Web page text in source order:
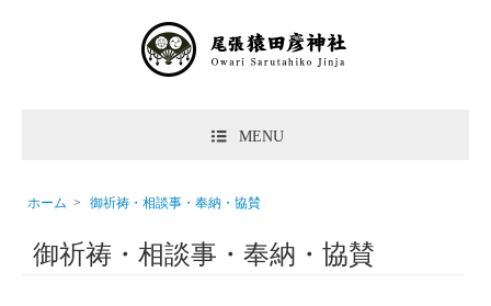
MENU
ホーム > 御祈祷・相談事・奉納・協賛
御祈祷・相談事・奉納・協賛